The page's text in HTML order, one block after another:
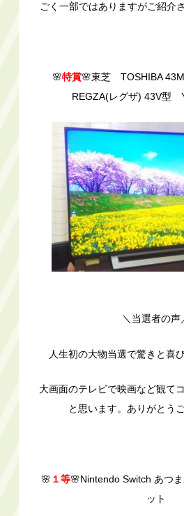
ごく一部ではありますがご紹介
🌸特賞🌸東芝 TOSHIBA
REGZA(レグザ) 43V型
＼当選者の声
人生初の大物当選で驚きと喜
大画面のテレビで映画など観て
と思います。ありがとう
🌸 １等🌸Nintendo Switch あつ
ット